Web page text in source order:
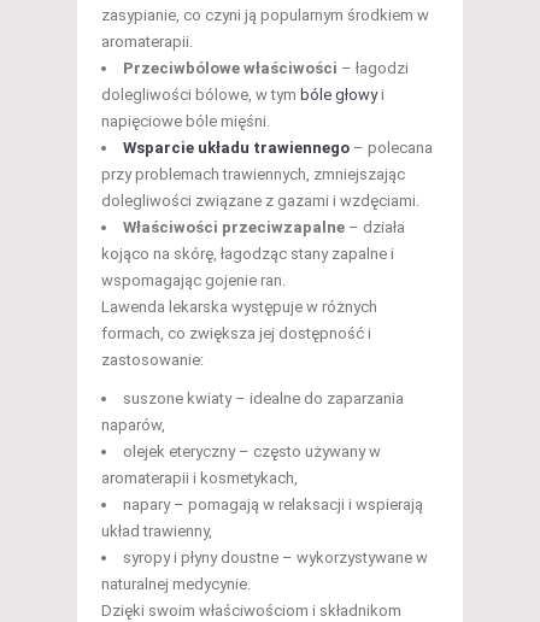
zasypianie, co czyni ją popularnym środkiem w
aromaterapii.
Przeciwbólowe właściwości – łagodzi
dolegliwości bólowe, w tym bóle głowyi
napięciowe bóle mięśni.
Wsparcie układu trawiennego – polecana
przy problemach trawiennych, zmniejszając
dolegliwości związane z gazami i wzdęciami.
Właściwości przeciwzapalne – działa
kojąco na skórę, łagodząc stany zapalne i
wspomagając gojenie ran.
Lawenda lekarska występuje w różnych
formach, co zwiększa jej dostępność i
zastosowanie:
suszone kwiaty – idealne do zaparzania
naparów,
olejek eteryczny – często używany w
aromaterapii i kosmetykach,
napary – pomagają w relaksacji i wspierają
układ trawienny,
syropy i płyny doustne – wykorzystywane w
naturalnej medycynie.
Dzięki swoim właściwościom i składnikom